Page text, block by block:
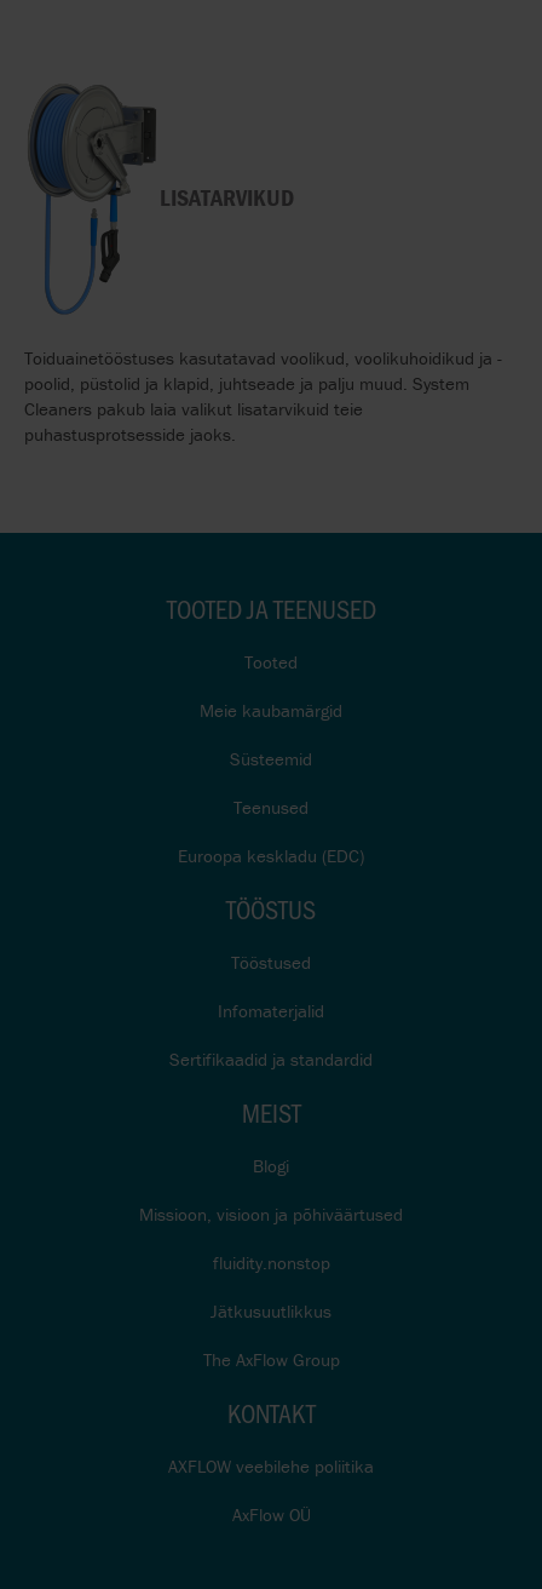
LISATARVIKUD
Toiduainetööstuses kasutatavad voolikud, voolikuhoidikud ja -
poolid, püstolid ja klapid, juhtseade ja palju muud. System
Cleaners pakub laia valikut lisatarvikuid teie
puhastusprotsesside jaoks.
TOOTED JA TEENUSED
Tooted
Meie kaubamärgid
Süsteemid
Teenused
Euroopa keskladu (EDC)
TÖÖSTUS
Tööstused
Infomaterjalid
Sertifikaadid ja standardid
MEIST
Blogi
Missioon, visioon ja põhiväärtused
fluidity.nonstop
Jätkusuutlikkus
The AxFlow Group
KONTAKT
AXFLOW veebilehe poliitika
AxFlow OÜ